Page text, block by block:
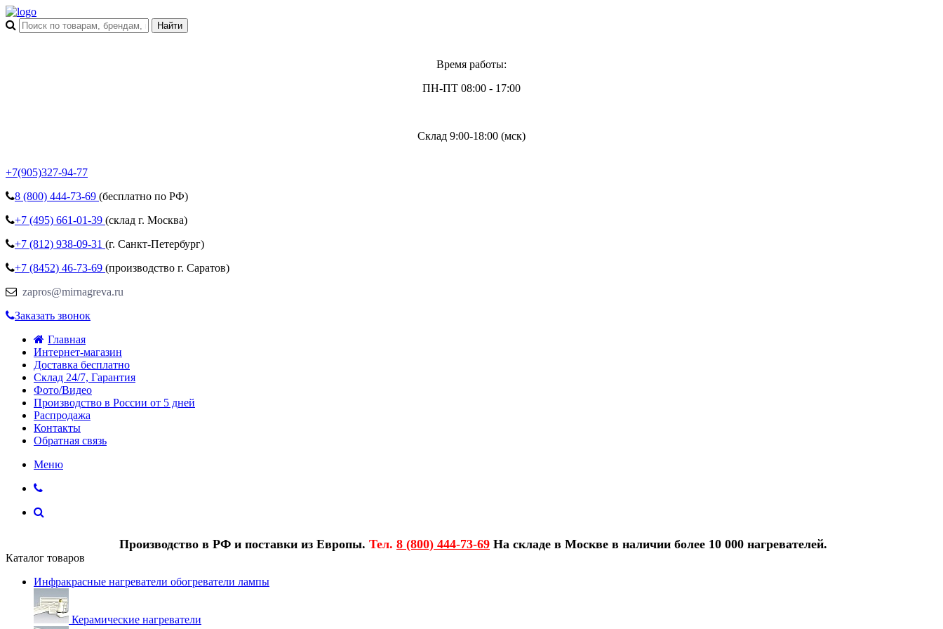
Время работы:
ПН-ПТ 08:00 - 17:00
Склад 9:00-18:00 (мск)
+7(905)327-94-77
8 (800) 444-73-69 (бесплатно по РФ)
+7 (495) 661-01-39 (склад г. Москва)
+7 (812) 938-09-31 (г. Санкт-Петербург)
+7 (8452) 46-73-69 (производство г. Саратов)
zapros@mirnagreva.ru
Заказать звонок
Главная
Интернет-магазин
Доставка бесплатно
Склад 24/7, Гарантия
Фото/Видео
Производство в России от 5 дней
Распродажа
Контакты
Обратная связь
Меню
Производство в РФ и поставки из Европы. Тел. 8 (800) 444-73-69 На складе в Москве в наличии более 10 000 нагревателей.
Каталог товаров
Инфракрасные нагреватели обогреватели лампы
Керамические нагреватели